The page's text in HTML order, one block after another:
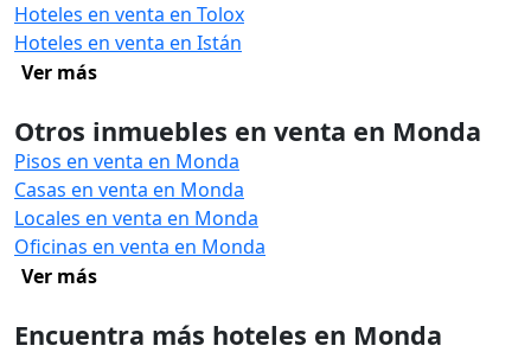
Hoteles en venta en Tolox
Hoteles en venta en Istán
Ver más
Otros inmuebles en venta en Monda
Pisos en venta en Monda
Casas en venta en Monda
Locales en venta en Monda
Oficinas en venta en Monda
Ver más
Encuentra más hoteles en Monda